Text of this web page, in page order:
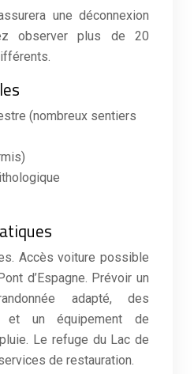
une déconnexion
observer plus de 20
(nombreux sentiers
Accès voiture possible
d’Espagne. Prévoir un
adapté, des
et un équipement de
Le refuge du Lac de
de restauration.